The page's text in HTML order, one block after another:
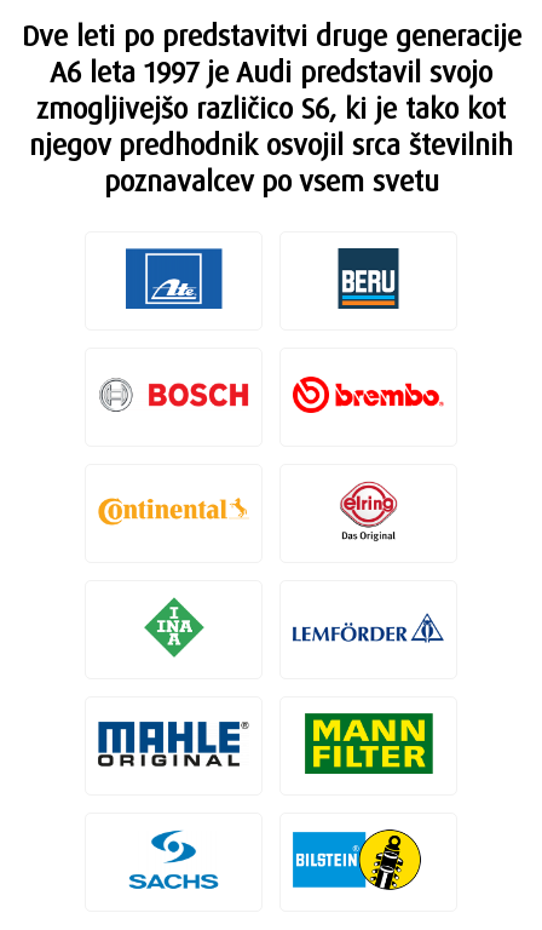
Dve leti po predstavitvi druge generacije
A6 leta 1997 je Audi predstavil svojo
zmogljivejšo različico S6, ki je tako kot
njegov predhodnik osvojil srca številnih
poznavalcev po vsem svetu